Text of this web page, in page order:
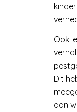
Ook
Dit
dan